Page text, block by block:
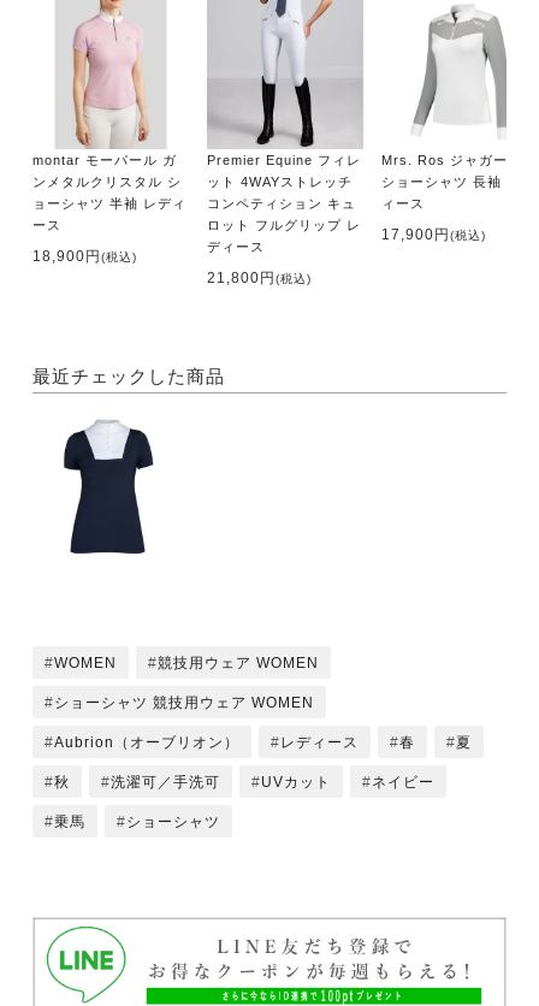
montar モーパール ガ
ンメタルクリスタル シ
ョーシャツ 半袖 レディ
ース
18,900円 (税込)
Premier Equine フィレ
ット 4WAYストレッチ
コンペティション キュ
ロット フルグリップ レ
ディース
21,800円 (税込)
Mrs. Ros ジャガード
ショーシャツ 長袖 レデ
ィース
17,900円 (税込)
最近チェックした商品
WOMEN 競技用ウェア WOMEN
ショーシャツ 競技用ウェア WOMEN
Aubrion（オーブリオン） レディース 春 夏
秋 洗濯可／手洗可 UVカット ネイビー
乗馬 ショーシャツ